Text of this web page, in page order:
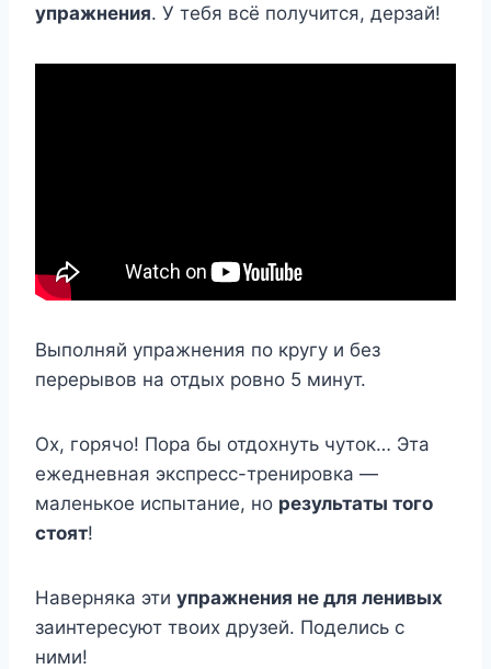
упражнения. У тебя всё получится, дерзай!
Выполняй упражнения по кругу и без
перерывов на отдых ровно 5 минут.
Ох, горячо! Пора бы отдохнуть чуток… Эта
ежедневная экспресс-тренировка —
маленькое испытание, но результаты того
стоят!
Наверняка эти упражнения не для ленивых
заинтересуют твоих друзей. Поделись с
ними!